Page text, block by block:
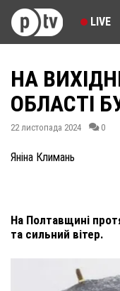
LIVE
НА
ОБЛАСТІ
22 листопада 2024 0
Яніна Климань
На Полтавщині
та сильний вітер.